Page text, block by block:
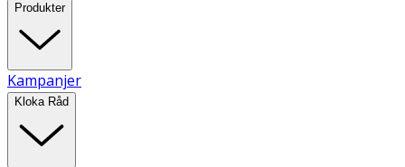
Produkter
Kampanjer
Kloka Råd